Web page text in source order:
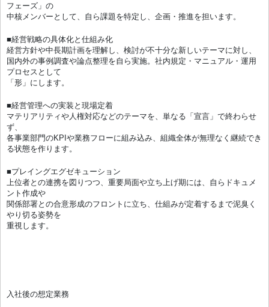
フェーズ」の
中核メンバーとして、自ら課題を特定し、企画・推進を担います。
■経営戦略の具体化と仕組み化
経営方針や中長期計画を理解し、検討が不十分な新しいテーマに対し、
国内外の事例調査や論点整理を自ら実施。社内規定・マニュアル・運用
プロセスとして
「形」にします。
■経営管理への実装と現場定着
マテリアリティや人権対応などのテーマを、単なる「宣言」で終わらせ
ず、
各事業部門のKPIや業務フローに組み込み、組織全体が無理なく継続でき
る状態を作ります。
■プレイングエグゼキューション
上位者との連携を図りつつ、重要局面や立ち上げ期には、自らドキュメ
ント作成や
関係部署との合意形成のフロントに立ち、仕組みが定着するまで泥臭く
やり切る姿勢を
重視します。
入社後の想定業務